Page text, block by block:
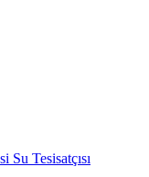
Su Tesisatçısı